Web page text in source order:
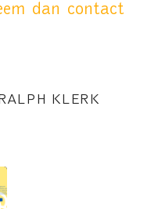
dan contact
KLERK